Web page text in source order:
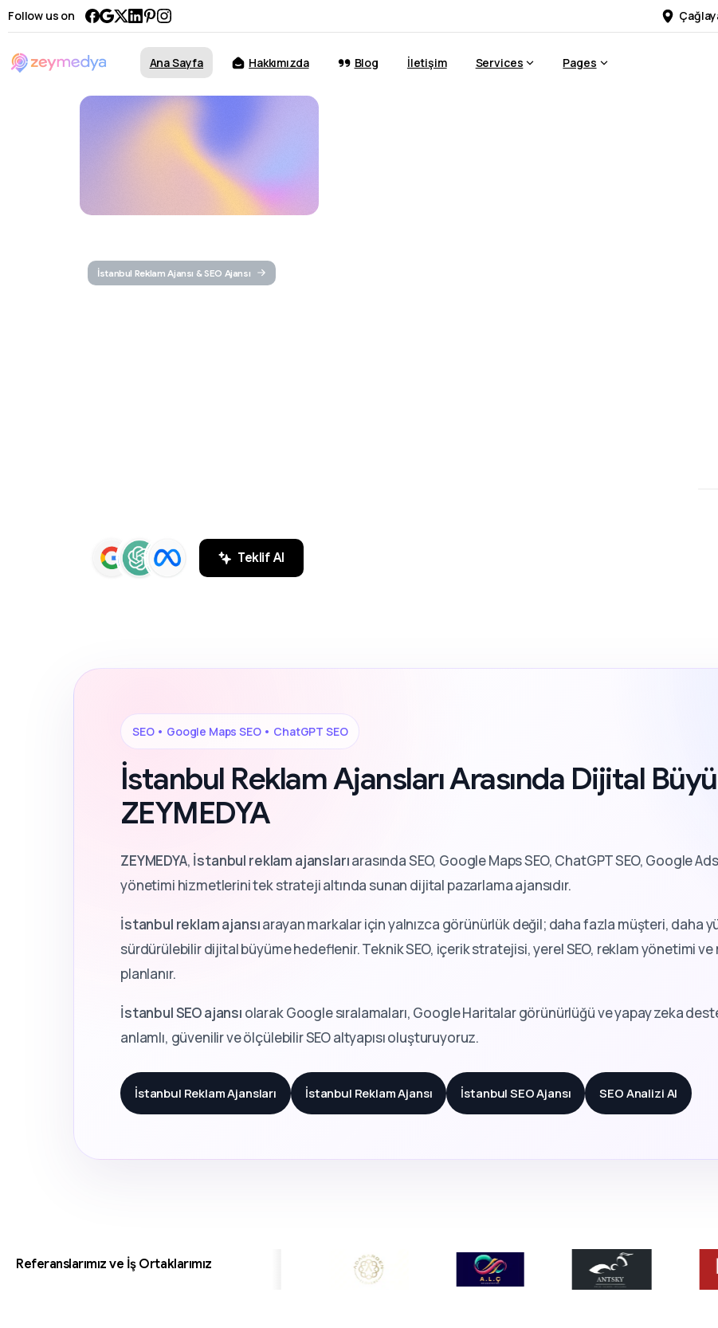
Follow us on
Ana Sayfa Hakkımızda Blog İletişim Services Pages
İstanbul Reklam Ajansı & SEO Ajansı
Teklif Al
SEO • Google Maps SEO • ChatGPT SEO
İstanbul Reklam Ajansları Arasında Dijital
ZEYMEDYA
ZEYMEDYA, İstanbul reklam ajanslarıarasında SEO, Google Maps SEO, ChatGPT SEO, Google
yönetimi hizmetlerini tek strateji altında sunan dijital pazarlama ajansıdır.
İstanbul reklam ajansıarayan markalar için yalnızca görünürlük değil; daha fazla müşteri, daha
sürdürülebilir dijital büyüme hedeflenir. Teknik SEO, içerik stratejisi, yerel SEO, reklam yönetimi
planlanır.
İstanbul SEO ajansı olarak Google sıralamaları, Google Haritalar görünürlüğü ve yapay zeka
anlamlı, güvenilir ve ölçülebilir SEO altyapısı oluşturuyoruz.
İstanbul Reklam Ajansları İstanbul Reklam Ajansı İstanbul SEO Ajansı SEO Analizi Al
Referanslarımız ve İş Ortaklarımız